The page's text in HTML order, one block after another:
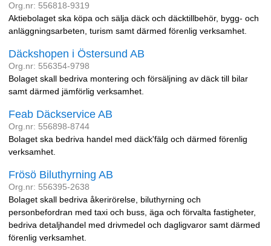
Org.nr: 556818-9319
Aktiebolaget ska köpa och sälja däck och däcktillbehör, bygg- och
anläggningsarbeten, turism samt därmed förenlig verksamhet.
Däckshopen i Östersund AB
Org.nr: 556354-9798
Bolaget skall bedriva montering och försäljning av däck till bilar
samt därmed jämförlig verksamhet.
Feab Däckservice AB
Org.nr: 556898-8744
Bolaget ska bedriva handel med däck'fälg och därmed förenlig
verksamhet.
Frösö Biluthyrning AB
Org.nr: 556395-2638
Bolaget skall bedriva åkerirörelse, biluthyrning och
personbefordran med taxi och buss, äga och förvalta fastigheter,
bedriva detaljhandel med drivmedel och dagligvaror samt därmed
förenlig verksamhet.